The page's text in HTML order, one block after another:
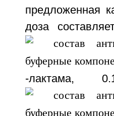
предложенная
доза
-